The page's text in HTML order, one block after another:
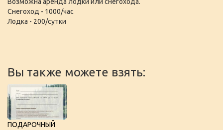
Снегоход - 1000/час
Лодка - 200/сутки
Вы также можете взять:
ПОДАРОЧНЫЙ